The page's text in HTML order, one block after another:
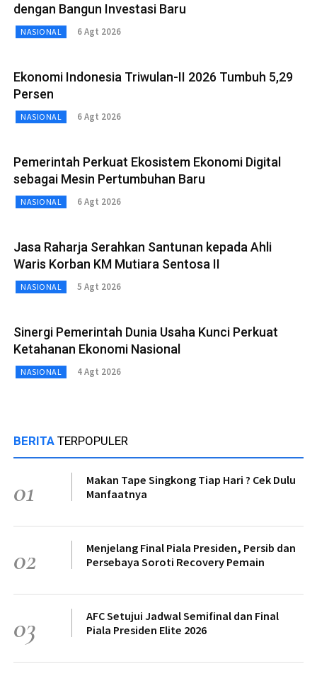
dengan Bangun Investasi Baru
NASIONAL 6 Agt 2026
Ekonomi Indonesia Triwulan-II 2026 Tumbuh 5,29
Persen
NASIONAL 6 Agt 2026
Pemerintah Perkuat Ekosistem Ekonomi Digital
sebagai Mesin Pertumbuhan Baru
NASIONAL 6 Agt 2026
Jasa Raharja Serahkan Santunan kepada Ahli
Waris Korban KM Mutiara Sentosa II
NASIONAL 5 Agt 2026
Sinergi Pemerintah Dunia Usaha Kunci Perkuat
Ketahanan Ekonomi Nasional
NASIONAL 4 Agt 2026
BERITA TERPOPULER
01
Makan Tape Singkong Tiap Hari ? Cek Dulu
Manfaatnya
02
Menjelang Final Piala Presiden, Persib dan
Persebaya Soroti Recovery Pemain
03
AFC Setujui Jadwal Semifinal dan Final
Piala Presiden Elite 2026